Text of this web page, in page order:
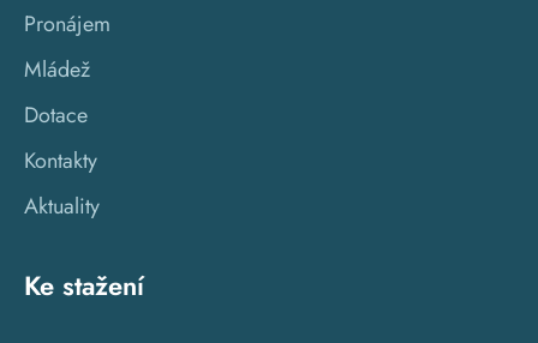
Pronájem
Mládež
Dotace
Kontakty
Aktuality
Ke stažení